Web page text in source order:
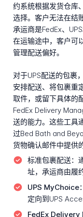
约系统根据发货仓库
选择。客户无法在结
承运商是FedEx、
在运输途中，客户可
管理配送偏好。
对于UPS配送的包裹
安排配送、将包裹重
取件，或留下具体的
FedEx Delivery
送的能力。这些工具
过Bed Bath and
货物确认邮件中提供
标准包裹配送：
址，承运商由履
UPS MyChoice：
定向到UPS
FedEx Delivery